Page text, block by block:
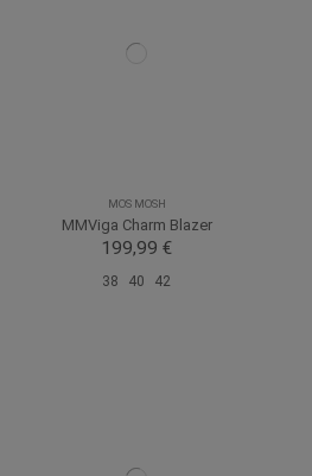
MOS MOSH
MMViga Charm Blazer
199,99 €
38 40 42